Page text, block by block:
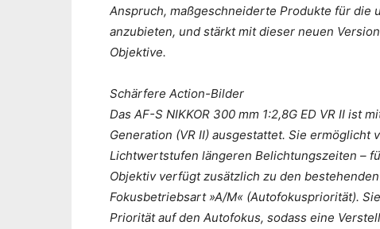
Anspruch, maßgeschneiderte Produkte für die
anzubieten, und stärkt mit dieser neuen
Objektive.
Schärfere Action-Bilder
Das AF-S NIKKOR 300 mm 1:2,8G ED VR II ist
Generation (VR II) ausgestattet. Sie
Lichtwertstufen längeren Belichtungszeiten –
Objektiv verfügt zusätzlich zu den
Fokusbetriebsart »A/M« (Autofokuspriorität).
Priorität auf den Autofokus, sodass eine